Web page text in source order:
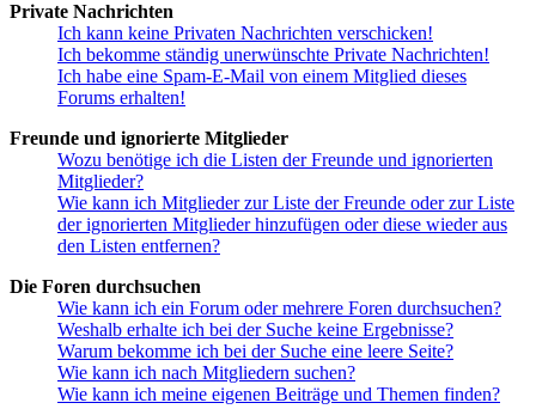
Private Nachrichten
Ich kann keine Privaten Nachrichten verschicken!
Ich bekomme ständig unerwünschte Private Nachrichten!
Ich habe eine Spam-E-Mail von einem Mitglied dieses
Forums erhalten!
Freunde und ignorierte Mitglieder
Wozu benötige ich die Listen der Freunde und ignorierten
Mitglieder?
Wie kann ich Mitglieder zur Liste der Freunde oder zur Liste
der ignorierten Mitglieder hinzufügen oder diese wieder aus
den Listen entfernen?
Die Foren durchsuchen
Wie kann ich ein Forum oder mehrere Foren durchsuchen?
Weshalb erhalte ich bei der Suche keine Ergebnisse?
Warum bekomme ich bei der Suche eine leere Seite?
Wie kann ich nach Mitgliedern suchen?
Wie kann ich meine eigenen Beiträge und Themen finden?